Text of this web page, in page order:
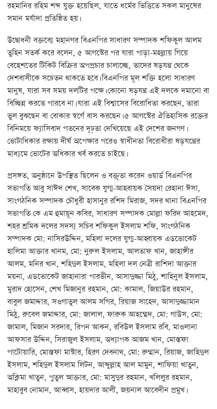
রহমানির রহিম শব্দ যুক্ত হয়েছিল, যাতে ধর্মের ভিত্তিতে সকল মানুষের
সমান মর্যাদা প্রতিষ্ঠিত হয়।
উদ্বোধনী বক্তব্যে মহানগর বিএনপির সাধারণ সম্পাদক শফিকুল আলম
তুহিন সতর্ক করে বলেন, ৫ আগস্টের পর যারা পাড়া-মহল্লায় গিয়ে
বেহেশতের টিকিট বিক্রির অপপ্রচার চালাচ্ছে, তাদের ষড়যন্ত্র থেকে
দেশবাসীকে সচেতন থাকতে হবে। বিএনপির মূল শক্তি হলো সাধারণ
মানুষ, যারা সব সময় দলটির পক্ষে। কোনো ষড়যন্ত্র এই দলকে দমানো বা
বিচ্ছিন্ন করতে পারবে না। যারা এই বিশ্বাসের বিরোধিতা করছেন, তারা
ভুল বুঝছেন বা বোকার স্বর্গে বাস করছেন। ৫ আগস্টের ঐতিহাসিক রক্তের
বিনিময়ে ফ্যাসিবাদ পতনের দৃঢ়তা দেখিয়েছে এই দেশের জনগণ।
ভোটাধিকার রক্ষায় দীর্ঘ অপেক্ষার পরেও স্বাধীনতা বিরোধীরা ষড়যন্ত্রের
মাধ্যমে ভোটের অধিকার খর্ব করতে চাইছে।
প্রসঙ্গত, অনুষ্ঠানে উপস্থিত ছিলেন ও বক্তৃতা করেন ওয়ার্ড বিএনপির
সভাপতি আবু সাঈদ শেখ, সাবেক যুগ্ম-আহবায়ক সৈয়দা রেহানা ঈসা,
সাংগঠনিক সম্পাদক চৌধুরী হাসানুর রশিদ মিরাজ, সদর থানা বিএনপির
সভাপতি কে এম হুমায়ূন কবির, সাধারণ সম্পাদক মোল্লা ফরিদ আহমেদ,
শহর শ্রমিক দলের সদস্য সচিব শফিকুল ইসলাম শফি, সাংগঠনিক
সম্পাদক মো: নাসিরউদ্দিন, মহিলা দলের যুগ্ম-আহ্বায়ক এডভোকেট
হালিমা আক্তার খানম, মো: নুরুল ইসলাম, আলতাফ খান, জাহাঙ্গীর
আলম, মনির খান, শহিদুল ইসলাম, মহিলা দল নেত্রী রাশিদা আক্তার
ময়না, এডভোকেট জাহানারা পারভীন, আসাদুজ্জা মিঠু, শাহিনুল ইসলাম,
মুরাদ হোসেন, শেখ মিজানুর রহমান, মো: কামাল, জিয়াউর রহমান,
বাবুল জমাদ্দার, সওগাতুল আলম সগির, রিয়াজ সাহেদ, আসাদুজ্জামান
মিঠু, রুবেল জমাদ্দার, মো: জালাল, ফারুক আহম্মেদ, মো: গাউস, মো:
জামাল, মিজান সরদার, রিপন আকন, রবিউল ইসলাম রবি, মাওলানা
আফসার উদ্দিন, সিরাজুল ইসলাম, অধ্যাপক আজম খান, মোস্তফা
পাটোয়ারি, মোস্তফা মাস্টার, হিরণ দেবনাথ, মো: রুম্মান, রিয়াজ, জাহিদুল
ইসলাম, শহিদুল ইসলাম লিটন, আব্দুল্লাহ আল মামুন, শাফিয়া খাতুন,
অক্লিমা খাতুন, পুতুল আক্তার, মো: মাসুদুর রহমান, খলিলুর রহমান,
মাহাবুব নোমান, আব্বাস, হায়দার আলী, জয়নাল আবেদীন প্রমুখ।